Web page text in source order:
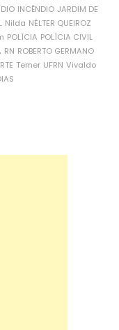
INCÊNDIO JARDIM DE
Nilda NÉLTER QUEIROZ
POLÍCIA POLÍCIA CIVIL
RN ROBERTO GERMANO
Temer UFRN Vivaldo